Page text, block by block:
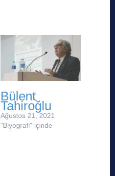
Bülent
Tahiroğlu
Ağustos 21, 2021
"Biyografi" içinde